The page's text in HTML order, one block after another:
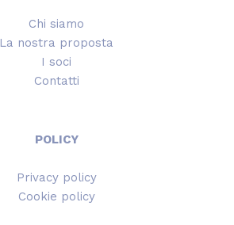
Chi siamo
La nostra proposta
I soci
Contatti
POLICY
Privacy policy
Cookie policy